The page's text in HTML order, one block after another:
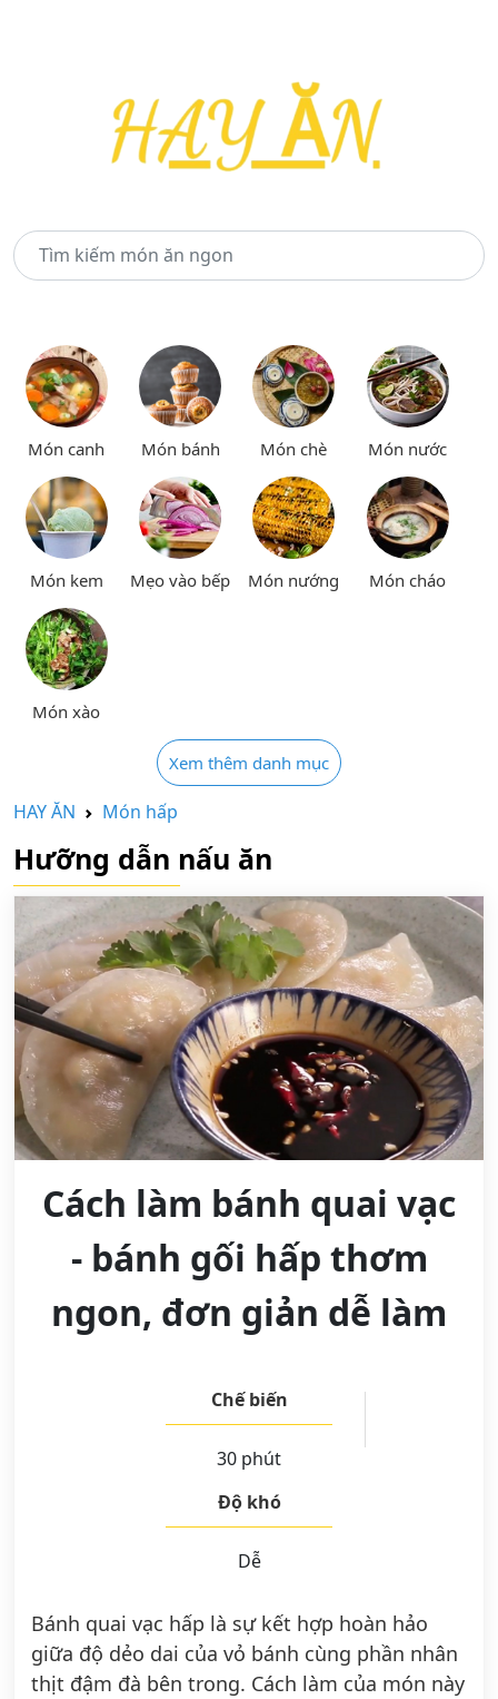
Món canh Món bánh Món chè Món nước
Món kem Mẹo vào bếp Món nướng Món cháo
Món xào
Xem thêm danh mục
HAY ĂN Món hấp
Hưỡng dẫn nấu ăn
Cách làm bánh quai vạc
- bánh gối hấp thơm
ngon, đơn giản dễ làm
Chế biến
30 phút
Độ khó
Dễ
Bánh quai vạc hấp là sự kết hợp hoàn hảo
giữa độ dẻo dai của vỏ bánh cùng phần nhân
thịt đậm đà bên trong. Cách làm của món này